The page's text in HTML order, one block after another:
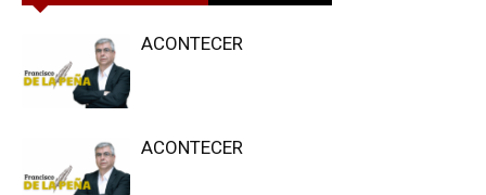
ACONTECER
ACONTECER